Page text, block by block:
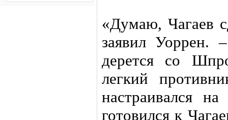
«Думаю, Чагаев
заявил Уоррен.
дерется со
легкий
настраивался
готовился к